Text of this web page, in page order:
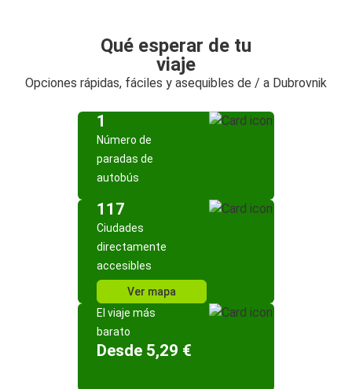
Qué esperar de tu
viaje
Opciones rápidas, fáciles y asequibles de / a Dubrovnik
1
Número de
paradas de
autobús
117
Ciudades
directamente
accesibles
Ver mapa
El viaje más
barato
Desde 5,29 €